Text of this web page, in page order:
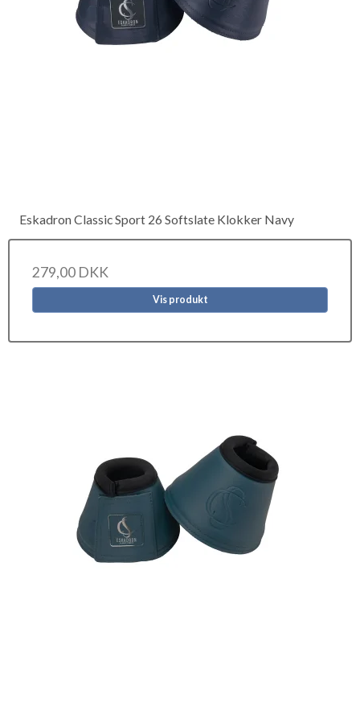
Eskadron Classic Sport 26 Softslate Klokker Navy
279,00 DKK
Vis produkt